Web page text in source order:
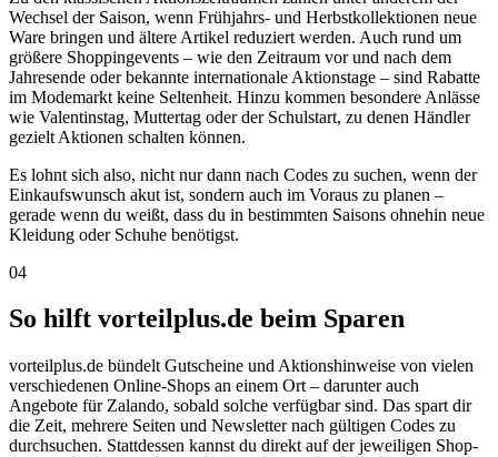
Wechsel der Saison, wenn Frühjahrs- und Herbstkollektionen neue
Ware bringen und ältere Artikel reduziert werden. Auch rund um
größere Shoppingevents – wie den Zeitraum vor und nach dem
Jahresende oder bekannte internationale Aktionstage – sind Rabatte
im Modemarkt keine Seltenheit. Hinzu kommen besondere Anlässe
wie Valentinstag, Muttertag oder der Schulstart, zu denen Händler
gezielt Aktionen schalten können.
Es lohnt sich also, nicht nur dann nach Codes zu suchen, wenn der
Einkaufswunsch akut ist, sondern auch im Voraus zu planen –
gerade wenn du weißt, dass du in bestimmten Saisons ohnehin neue
Kleidung oder Schuhe benötigst.
04
So hilft vorteilplus.de beim Sparen
vorteilplus.de bündelt Gutscheine und Aktionshinweise von vielen
verschiedenen Online-Shops an einem Ort – darunter auch
Angebote für Zalando, sobald solche verfügbar sind. Das spart dir
die Zeit, mehrere Seiten und Newsletter nach gültigen Codes zu
durchsuchen. Stattdessen kannst du direkt auf der jeweiligen Shop-